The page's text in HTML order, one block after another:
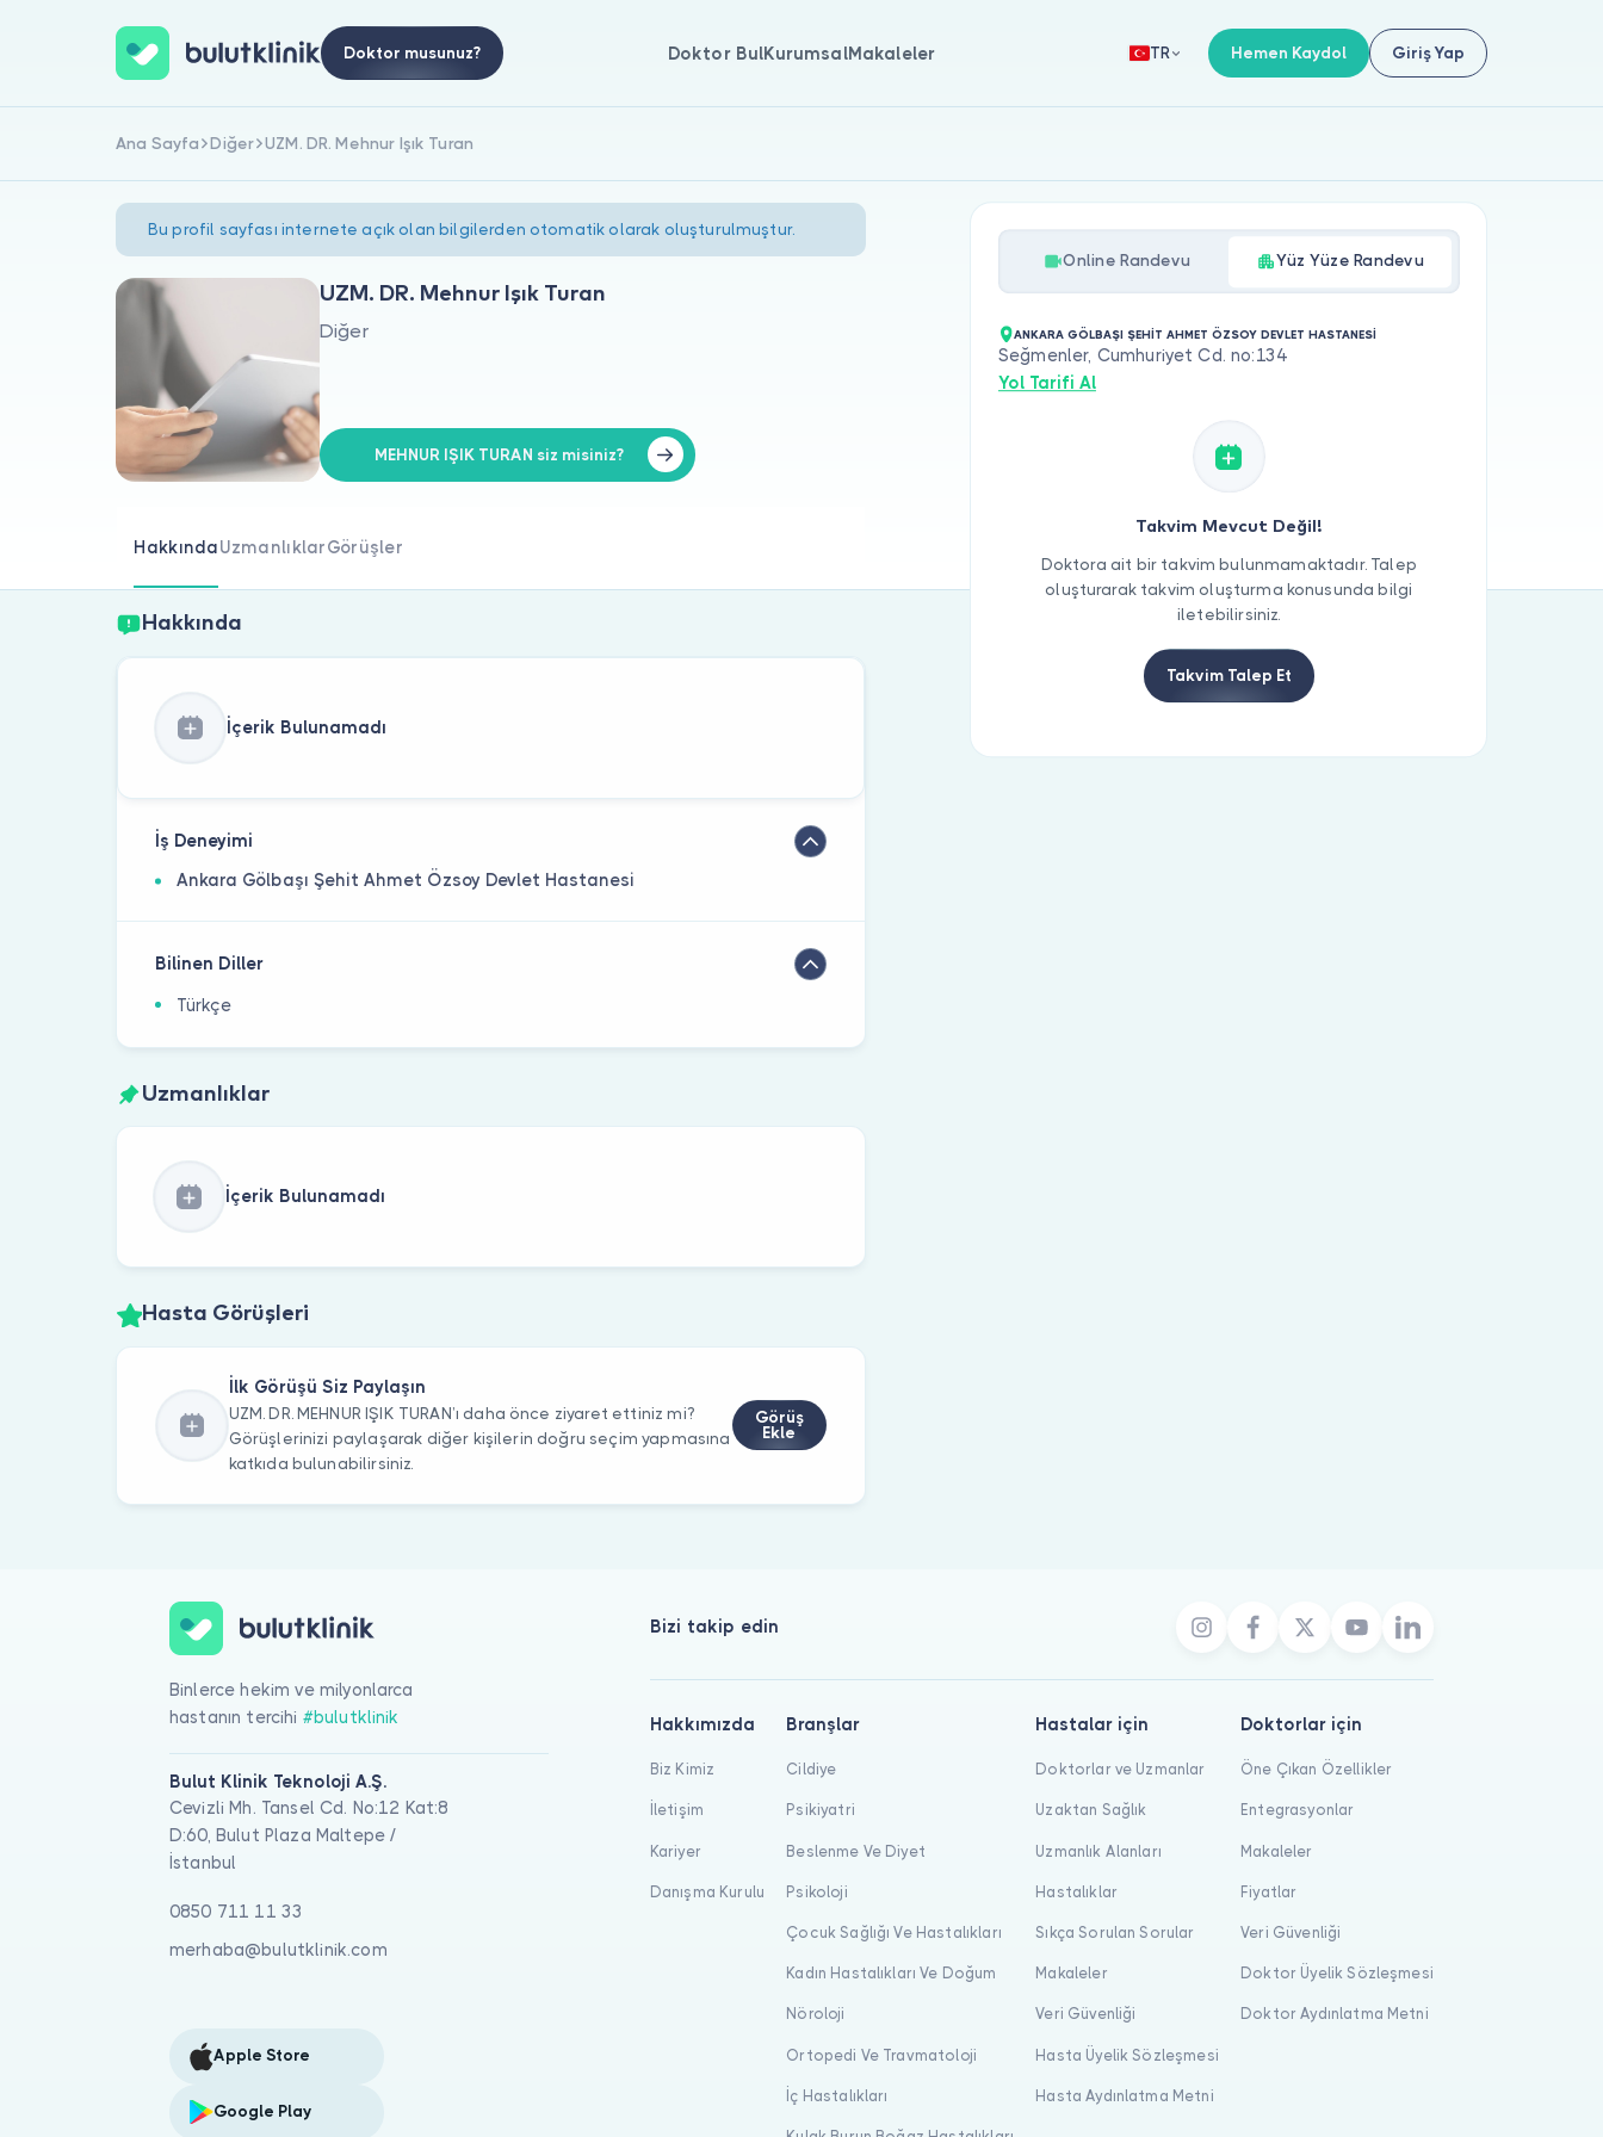
Doktor musunuz? Doktor BulKurumsalMakaleler TR Hemen Kaydol Giriş Yap
Ana Sayfa Diğer UZM. DR. Mehnur Işık Turan
Bu profil sayfası internete açık olan bilgilerden otomatik olarak oluşturulmuştur.
UZM. DR. Mehnur Işık Turan
Diğer
MEHNUR IŞIK TURAN siz misiniz?
HakkındaUzmanlıklarGörüşler
Hakkında
İçerik Bulunamadı
İş Deneyimi
Ankara Gölbaşı Şehit Ahmet Özsoy Devlet Hastanesi
Bilinen Diller
Türkçe
Uzmanlıklar
İçerik Bulunamadı
Hasta Görüşleri
İlk Görüşü Siz Paylaşın
UZM. DR. MEHNUR IŞIK TURAN’ı daha önce ziyaret ettiniz mi?
Görüşlerinizi paylaşarak diğer kişilerin doğru seçim yapmasına
katkıda bulunabilirsiniz.
Görüş
Ekle
Online Randevu Yüz Yüze Randevu
ANKARA GÖLBAŞI ŞEHİT AHMET ÖZSOY DEVLET HASTANESİ
Seğmenler, Cumhuriyet Cd. no:134
Yol Tarifi Al
Takvim Mevcut Değil!
Doktora ait bir takvim bulunmamaktadır. Talep
oluşturarak takvim oluşturma konusunda bilgi
iletebilirsiniz.
Takvim Talep Et
Binlerce hekim ve milyonlarca
hastanın tercihi #bulutklinik
Bulut Klinik Teknoloji A.Ş.
Cevizli Mh. Tansel Cd. No:12 Kat:8
D:60, Bulut Plaza Maltepe /
İstanbul
0850 711 11 33
merhaba@bulutklinik.com
Apple Store
Google Play
Bizi takip edin
Hakkımızda
Biz Kimiz
İletişim
Kariyer
Danışma Kurulu
Branşlar
Cildiye
Psikiyatri
Beslenme Ve Diyet
Psikoloji
Çocuk Sağlığı Ve Hastalıkları
Kadın Hastalıkları Ve Doğum
Nöroloji
Ortopedi Ve Travmatoloji
İç Hastalıkları
Hastalar için
Doktorlar ve Uzmanlar
Uzaktan Sağlık
Uzmanlık Alanları
Hastalıklar
Sıkça Sorulan Sorular
Makaleler
Veri Güvenliği
Hasta Üyelik Sözleşmesi
Hasta Aydınlatma Metni
Doktorlar için
Öne Çıkan Özellikler
Entegrasyonlar
Makaleler
Fiyatlar
Veri Güvenliği
Doktor Üyelik Sözleşmesi
Doktor Aydınlatma Metni